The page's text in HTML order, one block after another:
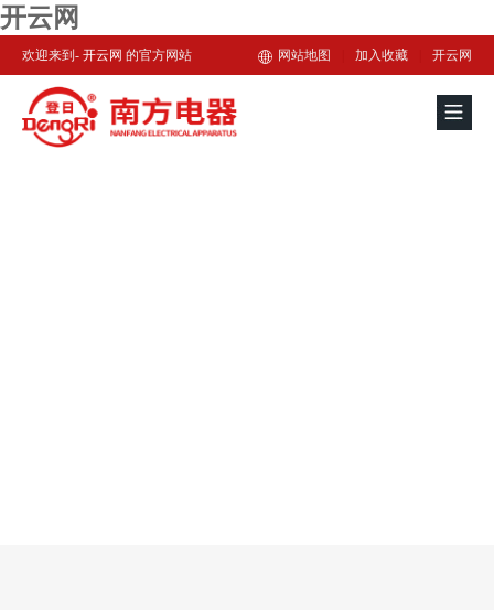
开云网
欢迎来到- 开云网 的官方网站 网站地图 加入收藏 开云网